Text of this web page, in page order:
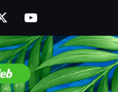
Youtube